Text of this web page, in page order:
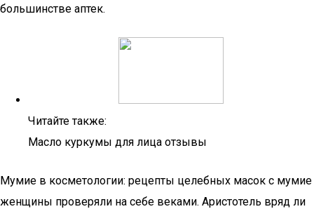
большинстве аптек.
Читайте также:
Масло куркумы для лица отзывы
Мумие в косметологии: рецепты целебных масок с мумие
женщины проверяли на себе веками. Аристотель вряд ли